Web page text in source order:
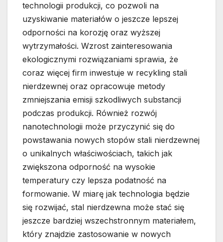
technologii produkcji, co pozwoli na
uzyskiwanie materiałów o jeszcze lepszej
odporności na korozję oraz wyższej
wytrzymałości. Wzrost zainteresowania
ekologicznymi rozwiązaniami sprawia, że
coraz więcej firm inwestuje w recykling stali
nierdzewnej oraz opracowuje metody
zmniejszania emisji szkodliwych substancji
podczas produkcji. Również rozwój
nanotechnologii może przyczynić się do
powstawania nowych stopów stali nierdzewnej
o unikalnych właściwościach, takich jak
zwiększona odporność na wysokie
temperatury czy lepsza podatność na
formowanie. W miarę jak technologia będzie
się rozwijać, stal nierdzewna może stać się
jeszcze bardziej wszechstronnym materiałem,
który znajdzie zastosowanie w nowych